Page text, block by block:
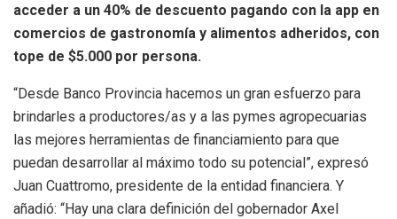
acceder a un 40% de descuento pagando con la app en
comercios de gastronomía y alimentos adheridos, con
tope de $5.000 por persona.
“Desde Banco Provincia hacemos un gran esfuerzo para
brindarles a productores/as y a las pymes agropecuarias
las mejores herramientas de financiamiento para que
puedan desarrollar al máximo todo su potencial”, expresó
Juan Cuattromo, presidente de la entidad financiera. Y
añadió: “Hay una clara definición del gobernador Axel